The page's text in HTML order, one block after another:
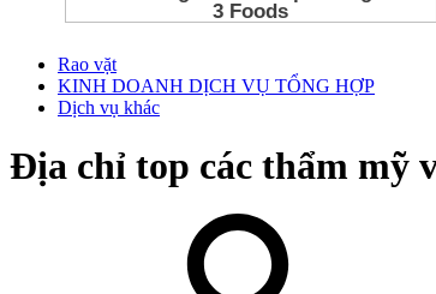
Rao vặt
KINH DOANH DỊCH VỤ TỔNG HỢP
Dịch vụ khác
Địa chỉ top các thẩm mỹ